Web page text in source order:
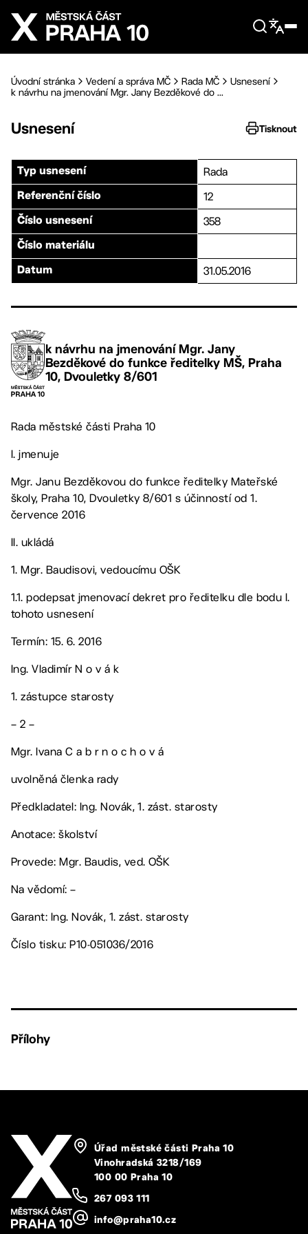
Přejít na hlavní obsah
Úvodní stránka Vedení a správa MČ Rada MČ
Usnesení
k návrhu na jmenování Mgr. Jany Bezděkové do ...
Usnesení Tisknout
Typ usnesení Rada
Referenční číslo 12
Číslo usnesení 358
Číslo materiálu
Datum 31.05.2016
k návrhu na jmenování Mgr. Jany
Bezděkové do funkce ředitelky MŠ, Praha
10, Dvouletky 8/601
Rada městské části Praha 10
I. jmenuje
Mgr. Janu Bezděkovou do funkce ředitelky Mateřské
školy, Praha 10, Dvouletky 8/601 s účinností od 1.
července 2016
II. ukládá
1. Mgr. Baudisovi, vedoucímu OŠK
1.1. podepsat jmenovací dekret pro ředitelku dle bodu I.
tohoto usnesení
Termín: 15. 6. 2016
Ing. Vladimír N o v á k
1. zástupce starosty
– 2 –
Mgr. Ivana C a b r n o c h o v á
uvolněná členka rady
Předkladatel: Ing. Novák, 1. zást. starosty
Anotace: školství
Provede: Mgr. Baudis, ved. OŠK
Na vědomí: –
Garant: Ing. Novák, 1. zást. starosty
Číslo tisku: P10-051036/2016
Přílohy
Úřad městské části Praha 10
Vinohradská 3218/169
100 00 Praha 10
267 093 111
info@praha10.cz